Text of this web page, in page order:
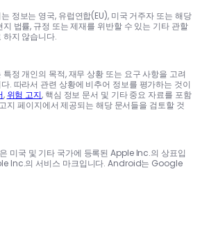
정보는 영국, 유럽연합(EU), 미국 거주자 또는 해당
법률, 규정 또는 제재를 위반할 수 있는 기타 관할
하지 않습니다.
정 개인의 목적, 재무 상황 또는 요구 사항을 고려
. 따라서 관련 상황에 비추어 정보를 평가하는 것이
,위험 고지, 핵심 정보 문서 및 기타 중요 자료를 포함
지 페이지에서 제공되는 해당 문서들을 검토할 것
미국 및 기타 국가에 등록된 Apple Inc.의 상표입
Inc.의 서비스 마크입니다. Android는 Google